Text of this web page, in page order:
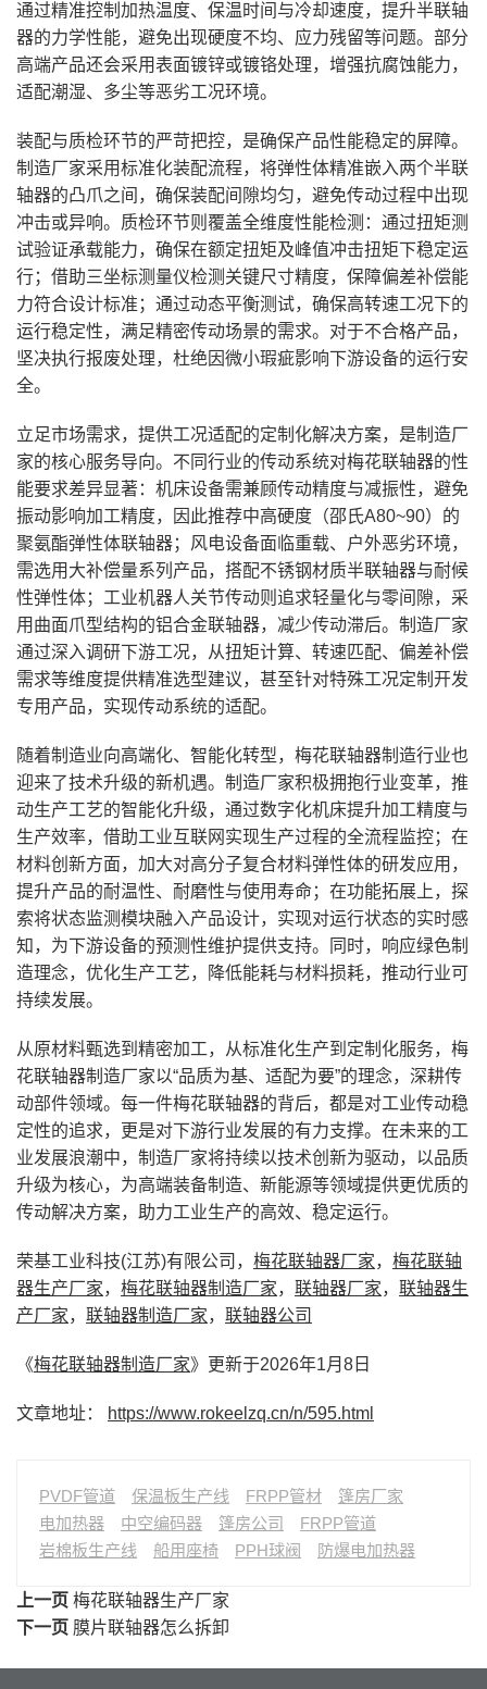
通过精准控制加热温度、保温时间与冷却速度，提升半联轴
器的力学性能，避免出现硬度不均、应力残留等问题。部分
高端产品还会采用表面镀锌或镀铬处理，增强抗腐蚀能力，
适配潮湿、多尘等恶劣工况环境。
装配与质检环节的严苛把控，是确保产品性能稳定的屏障。
制造厂家采用标准化装配流程，将弹性体精准嵌入两个半联
轴器的凸爪之间，确保装配间隙均匀，避免传动过程中出现
冲击或异响。质检环节则覆盖全维度性能检测：通过扭矩测
试验证承载能力，确保在额定扭矩及峰值冲击扭矩下稳定运
行；借助三坐标测量仪检测关键尺寸精度，保障偏差补偿能
力符合设计标准；通过动态平衡测试，确保高转速工况下的
运行稳定性，满足精密传动场景的需求。对于不合格产品，
坚决执行报废处理，杜绝因微小瑕疵影响下游设备的运行安
全。
立足市场需求，提供工况适配的定制化解决方案，是制造厂
家的核心服务导向。不同行业的传动系统对梅花联轴器的性
能要求差异显著：机床设备需兼顾传动精度与减振性，避免
振动影响加工精度，因此推荐中高硬度（邵氏A80~90）的
聚氨酯弹性体联轴器；风电设备面临重载、户外恶劣环境，
需选用大补偿量系列产品，搭配不锈钢材质半联轴器与耐候
性弹性体；工业机器人关节传动则追求轻量化与零间隙，采
用曲面爪型结构的铝合金联轴器，减少传动滞后。制造厂家
通过深入调研下游工况，从扭矩计算、转速匹配、偏差补偿
需求等维度提供精准选型建议，甚至针对特殊工况定制开发
专用产品，实现传动系统的适配。
随着制造业向高端化、智能化转型，梅花联轴器制造行业也
迎来了技术升级的新机遇。制造厂家积极拥抱行业变革，推
动生产工艺的智能化升级，通过数字化机床提升加工精度与
生产效率，借助工业互联网实现生产过程的全流程监控；在
材料创新方面，加大对高分子复合材料弹性体的研发应用，
提升产品的耐温性、耐磨性与使用寿命；在功能拓展上，探
索将状态监测模块融入产品设计，实现对运行状态的实时感
知，为下游设备的预测性维护提供支持。同时，响应绿色制
造理念，优化生产工艺，降低能耗与材料损耗，推动行业可
持续发展。
从原材料甄选到精密加工，从标准化生产到定制化服务，梅
花联轴器制造厂家以“品质为基、适配为要”的理念，深耕传
动部件领域。每一件梅花联轴器的背后，都是对工业传动稳
定性的追求，更是对下游行业发展的有力支撑。在未来的工
业发展浪潮中，制造厂家将持续以技术创新为驱动，以品质
升级为核心，为高端装备制造、新能源等领域提供更优质的
传动解决方案，助力工业生产的高效、稳定运行。
荣基工业科技(江苏)有限公司， 梅花联轴器厂家， 梅花联轴
器生产厂家， 梅花联轴器制造厂家， 联轴器厂家， 联轴器生
产厂家， 联轴器制造厂家， 联轴器公司
《梅花联轴器制造厂家》更新于2026年1月8日
文章地址： https://www.rokeelzq.cn/n/595.html
PVDF管道 保温板生产线 FRPP管材
篷房厂家
电加热器
中空编码器 篷房公司
FRPP管道
岩棉板生产线
船用座椅 PPH球阀 防爆电加热器
上一页 梅花联轴器生产厂家
下一页 膜片联轴器怎么拆卸